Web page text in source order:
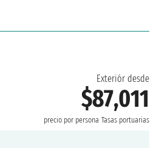
Exteriór desde
$87,011
precio por persona Tasas portuarias